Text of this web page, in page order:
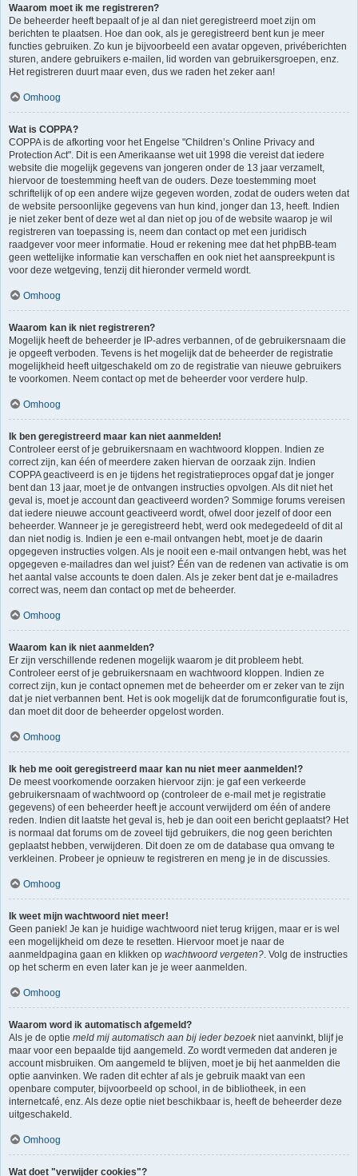
Waarom moet ik me registreren?
De beheerder heeft bepaalt of je al dan niet geregistreerd moet zijn om
berichten te plaatsen. Hoe dan ook, als je geregistreerd bent kun je meer
functies gebruiken. Zo kun je bijvoorbeeld een avatar opgeven, privéberichten
sturen, andere gebruikers e-mailen, lid worden van gebruikersgroepen, enz.
Het registreren duurt maar even, dus we raden het zeker aan!
Omhoog
Wat is COPPA?
COPPA is de afkorting voor het Engelse "Children’s Online Privacy and
Protection Act". Dit is een Amerikaanse wet uit 1998 die vereist dat iedere
website die mogelijk gegevens van jongeren onder de 13 jaar verzamelt,
hiervoor de toestemming heeft van de ouders. Deze toestemming moet
schriftelijk of op een andere wijze gegeven worden, zodat de ouders weten dat
de website persoonlijke gegevens van hun kind, jonger dan 13, heeft. Indien
je niet zeker bent of deze wet al dan niet op jou of de website waarop je wil
registreren van toepassing is, neem dan contact op met een juridisch
raadgever voor meer informatie. Houd er rekening mee dat het phpBB-team
geen wettelijke informatie kan verschaffen en ook niet het aanspreekpunt is
voor deze wetgeving, tenzij dit hieronder vermeld wordt.
Omhoog
Waarom kan ik niet registreren?
Mogelijk heeft de beheerder je IP-adres verbannen, of de gebruikersnaam die
je opgeeft verboden. Tevens is het mogelijk dat de beheerder de registratie
mogelijkheid heeft uitgeschakeld om zo de registratie van nieuwe gebruikers
te voorkomen. Neem contact op met de beheerder voor verdere hulp.
Omhoog
Ik ben geregistreerd maar kan niet aanmelden!
Controleer eerst of je gebruikersnaam en wachtwoord kloppen. Indien ze
correct zijn, kan één of meerdere zaken hiervan de oorzaak zijn. Indien
COPPA geactiveerd is en je tijdens het registratieproces opgaf dat je jonger
bent dan 13 jaar, moet je de ontvangen instructies opvolgen. Als dit niet het
geval is, moet je account dan geactiveerd worden? Sommige forums vereisen
dat iedere nieuwe account geactiveerd wordt, ofwel door jezelf of door een
beheerder. Wanneer je je geregistreerd hebt, werd ook medegedeeld of dit al
dan niet nodig is. Indien je een e-mail ontvangen hebt, moet je de daarin
opgegeven instructies volgen. Als je nooit een e-mail ontvangen hebt, was het
opgegeven e-mailadres dan wel juist? Één van de redenen van activatie is om
het aantal valse accounts te doen dalen. Als je zeker bent dat je e-mailadres
correct was, neem dan contact op met de beheerder.
Omhoog
Waarom kan ik niet aanmelden?
Er zijn verschillende redenen mogelijk waarom je dit probleem hebt.
Controleer eerst of je gebruikersnaam en wachtwoord kloppen. Indien ze
correct zijn, kun je contact opnemen met de beheerder om er zeker van te zijn
dat je niet verbannen bent. Het is ook mogelijk dat de forumconfiguratie fout is,
dan moet dit door de beheerder opgelost worden.
Omhoog
Ik heb me ooit geregistreerd maar kan nu niet meer aanmelden!?
De meest voorkomende oorzaken hiervoor zijn: je gaf een verkeerde
gebruikersnaam of wachtwoord op (controleer de e-mail met je registratie
gegevens) of een beheerder heeft je account verwijderd om één of andere
reden. Indien dit laatste het geval is, heb je dan ooit een bericht geplaatst? Het
is normaal dat forums om de zoveel tijd gebruikers, die nog geen berichten
geplaatst hebben, verwijderen. Dit doen ze om de database qua omvang te
verkleinen. Probeer je opnieuw te registreren en meng je in de discussies.
Omhoog
Ik weet mijn wachtwoord niet meer!
Geen paniek! Je kan je huidige wachtwoord niet terug krijgen, maar er is wel
een mogelijkheid om deze te resetten. Hiervoor moet je naar de
aanmeldpagina gaan en klikken op wachtwoord vergeten?. Volg de instructies
op het scherm en even later kan je je weer aanmelden.
Omhoog
Waarom word ik automatisch afgemeld?
Als je de optie meld mij automatisch aan bij ieder bezoekniet aanvinkt, blijf je
maar voor een bepaalde tijd aangemeld. Zo wordt vermeden dat anderen je
account misbruiken. Om aangemeld te blijven, moet je bij het aanmelden die
optie aanvinken. We raden dit echter af als je gebruik maakt van een
openbare computer, bijvoorbeeld op school, in de bibliotheek, in een
internetcafé, enz. Als deze optie niet beschikbaar is, heeft de beheerder deze
uitgeschakeld.
Omhoog
Wat doet "verwijder cookies"?